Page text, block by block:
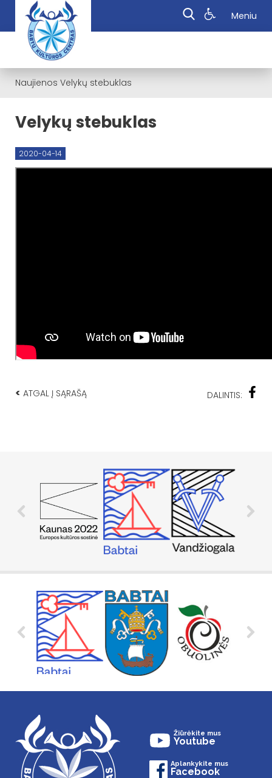
Meniu
Naujienos Velykų stebuklas
Velykų stebuklas
2020-04-14
< ATGAL Į SĄRAŠĄ DALINTIS:
Žiūrėkite mus
Youtube
Aplankykite mus
Facebook